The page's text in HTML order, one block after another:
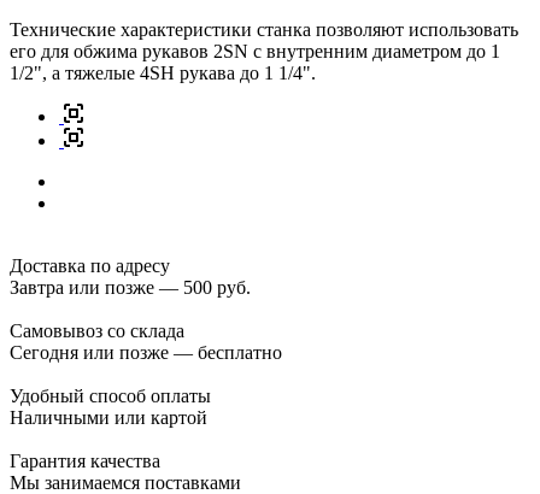
Технические характеристики станка позволяют использовать
его для обжима рукавов 2SN с внутренним диаметром до 1
1/2", а тяжелые 4SH рукава до 1 1/4".
Доставка по адресу
Завтра или позже — 500 руб.
Самовывоз со склада
Сегодня или позже — бесплатно
Удобный способ оплаты
Наличными или картой
Гарантия качества
Мы занимаемся поставками